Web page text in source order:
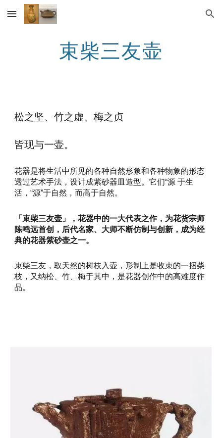
Skip to main content Skip to navigation
束柴三友壶
松之坚、竹之虚、梅之贞
皆现与一壶。
花器是将生活中所见的各种自然形象和各种物象的形态
透过艺术手法，设计成紫砂器皿造型。它们“源 于生
活，“源”于自然，而高于自然。
「束柴三友壶」，花器中的一大代表之作，为花货宗师
陈鸣远首创，后代名家、大师不断仿制与创新，成为经
典的花器紫砂壶之一。
束柴三友，取天然的树枝入壶，形制上是收束的一捆柴
枝，又纳松、竹、梅于其中，是花器创作中的高难度作
品。